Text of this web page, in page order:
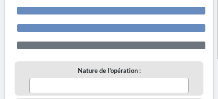
Nature de l'opération :